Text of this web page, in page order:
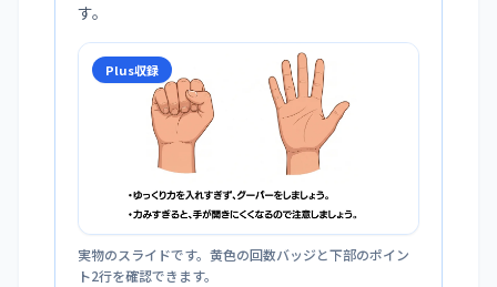
す。
Plus収録
実物のスライドです。黄色の回数バッジと下部のポイン
ト2行を確認できます。